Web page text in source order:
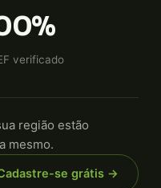
verificado
região estão
mesmo.
se grátis →